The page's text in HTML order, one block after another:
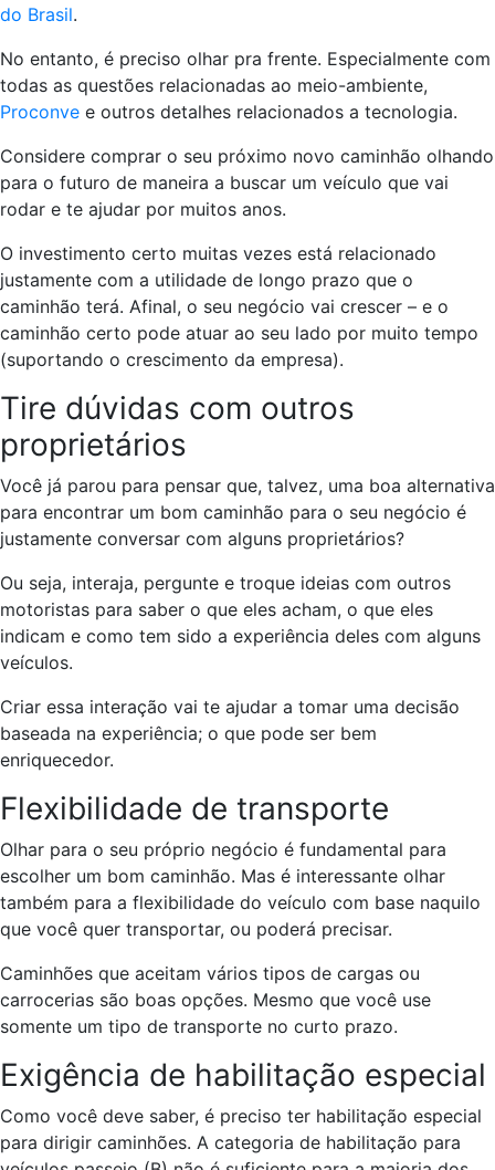
do Brasil.
No entanto, é preciso olhar pra frente. Especialmente com
todas as questões relacionadas ao meio-ambiente,
Proconve e outros detalhes relacionados a tecnologia.
Considere comprar o seu próximo novo caminhão olhando
para o futuro de maneira a buscar um veículo que vai
rodar e te ajudar por muitos anos.
O investimento certo muitas vezes está relacionado
justamente com a utilidade de longo prazo que o
caminhão terá. Afinal, o seu negócio vai crescer – e o
caminhão certo pode atuar ao seu lado por muito tempo
(suportando o crescimento da empresa).
Tire dúvidas com outros
proprietários
Você já parou para pensar que, talvez, uma boa alternativa
para encontrar um bom caminhão para o seu negócio é
justamente conversar com alguns proprietários?
Ou seja, interaja, pergunte e troque ideias com outros
motoristas para saber o que eles acham, o que eles
indicam e como tem sido a experiência deles com alguns
veículos.
Criar essa interação vai te ajudar a tomar uma decisão
baseada na experiência; o que pode ser bem
enriquecedor.
Flexibilidade de transporte
Olhar para o seu próprio negócio é fundamental para
escolher um bom caminhão. Mas é interessante olhar
também para a flexibilidade do veículo com base naquilo
que você quer transportar, ou poderá precisar.
Caminhões que aceitam vários tipos de cargas ou
carrocerias são boas opções. Mesmo que você use
somente um tipo de transporte no curto prazo.
Exigência de habilitação especial
Como você deve saber, é preciso ter habilitação especial
para dirigir caminhões. A categoria de habilitação para